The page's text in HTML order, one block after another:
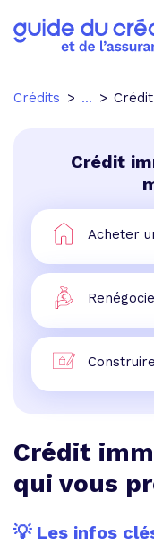
Crédits ... Crédit
Crédit
Acheter
Construire
Crédit
qui vous
💡 Les infos